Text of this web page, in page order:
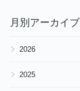
月別アーカイブ
▶ 2026
▶ 2025